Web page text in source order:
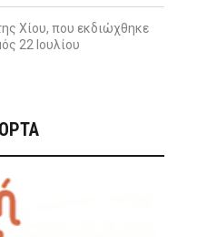
Χίου, που εκδιώχθηκε
22 Ιουλίου